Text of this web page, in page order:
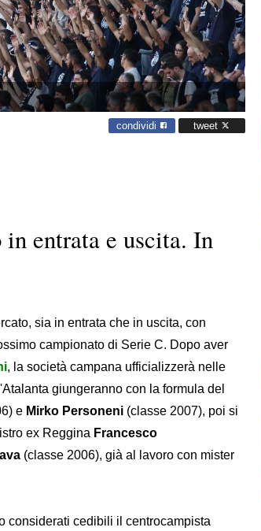
condividi tweet
entrata e uscita. In
sia in entrata che in uscita, con
campionato di Serie C. Dopo aver
, la società campana ufficializzerà nelle
giungeranno con la formula del
e Mirko Personeni (classe 2007), poi si
ex Reggina Francesco
(classe 2006), già al lavoro con mister
considerati cedibili il centrocampista